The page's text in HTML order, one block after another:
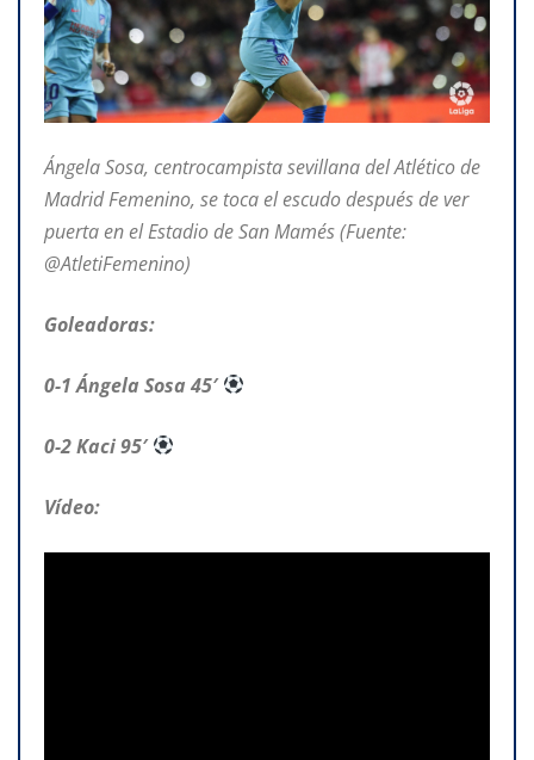
Ángela Sosa, centrocampista sevillana del Atlético de
Madrid Femenino, se toca el escudo después de ver
puerta en el Estadio de San Mamés (Fuente:
@AtletiFemenino)
Goleadoras:
0-1 Ángela Sosa 45′
0-2 Kaci 95′
Vídeo: